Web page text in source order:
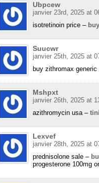
Ubpcew
janvier 23rd, 2025 at
isotretinoin price –
Suucwr
janvier 25th, 2025 at
buy zithromax
Mshpxt
janvier 26th, 2025 at
azithromycin usa –
Lexvef
janvier 28th, 2025 at
prednisolone sale –
progesterone 100mg